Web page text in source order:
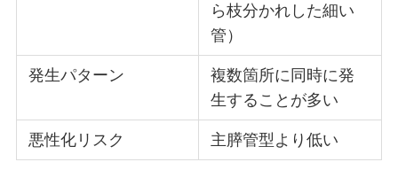
ら枝分かれした細い
管）
発生パターン
複数箇所に同時に発
生することが多い
悪性化リスク 主膵管型より低い